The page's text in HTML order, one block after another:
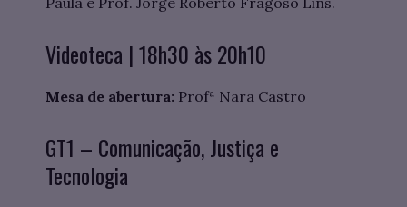
Videoteca | 18h30 às 20h10
Mesa de abertura: Profª Nara Castro
GT1 – Comunicação, Justiça e
Tecnologia